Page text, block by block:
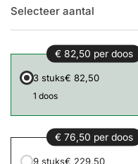
Selecteer aantal
€ 82,50 per doos
3 stuks€ 82,50
1 doos
€ 76,50 per doos
9 stuks€ 229,50